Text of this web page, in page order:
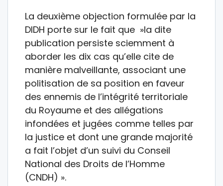
La deuxième objection formulée par la
DIDH porte sur le fait que »la dite
publication persiste sciemment à
aborder les dix cas qu’elle cite de
manière malveillante, associant une
politisation de sa position en faveur
des ennemis de l’intégrité territoriale
du Royaume et des allégations
infondées et jugées comme telles par
la justice et dont une grande majorité
a fait l’objet d’un suivi du Conseil
National des Droits de l’Homme
(CNDH) ».